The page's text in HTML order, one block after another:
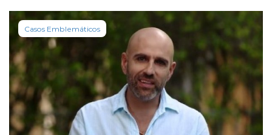
Casos Emblemáticos